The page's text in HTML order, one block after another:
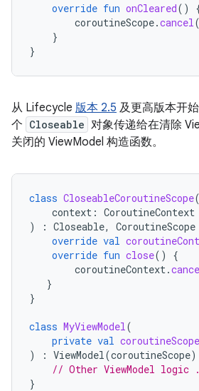
override fun onCleared()
coroutineScope.cancel
}
}
从 Lifecycle 版本 2.5 及更高版本开
个 Closeable 对象传递给在清除
关闭的 ViewModel 构造函数。
class CloseableCoroutineScope(
context : CoroutineContext
)
: Closeable, CoroutineScope
override val
override fun close()
{
coroutineContext .
}
}
class MyViewModel (
private val coroutineScope
)
: ViewModel (coroutineScope)
// Other ViewModel logic
}